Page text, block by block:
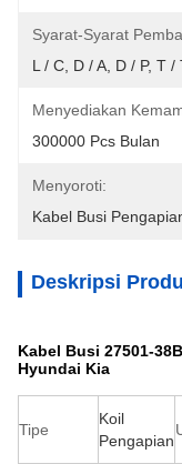
Syarat-Syarat
L / C, D / A, D / P, T
Menyediakan
300000 Pcs Bulan
Menyoroti:
Kabel Busi
Deskripsi
Kabel Busi 27501-
Hyundai Kia
Tipe
Koil
Pengapian